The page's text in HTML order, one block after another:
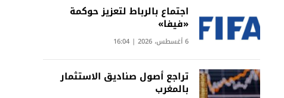
اجتماع بالرباط لتعزيز حوكمة
«فيفا»
6 أغسطس، 2026 | 16:04
تراجع أصول صناديق الاستثمار
بالمغرب